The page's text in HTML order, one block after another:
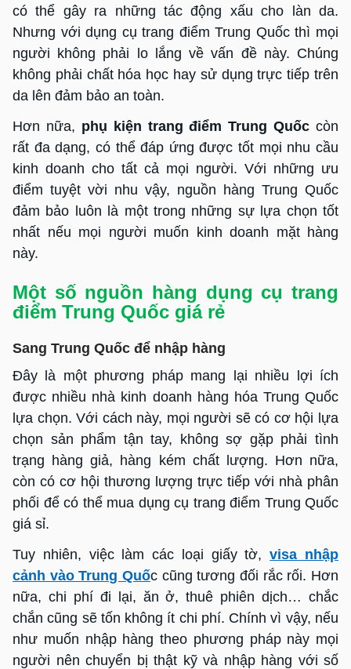
có thể gây ra những tác động xấu cho làn da.
Nhưng với dụng cụ trang điểm Trung Quốc thì mọi
người không phải lo lắng về vấn đề này. Chúng
không phải chất hóa học hay sử dụng trực tiếp trên
da lên đảm bảo an toàn.
Hơn nữa, phụ kiện trang điểm Trung Quốc còn
rất đa dạng, có thể đáp ứng được tốt mọi nhu cầu
kinh doanh cho tất cả mọi người. Với những ưu
điểm tuyệt vời nhu vậy, nguồn hàng Trung Quốc
đảm bảo luôn là một trong những sự lựa chọn tốt
nhất nếu mọi người muốn kinh doanh mặt hàng
này.
Một số nguồn hàng dụng cụ trang
điểm Trung Quốc giá rẻ
Sang Trung Quốc để nhập hàng
Đây là một phương pháp mang lại nhiều lợi ích
được nhiều nhà kinh doanh hàng hóa Trung Quốc
lựa chọn. Với cách này, mọi người sẽ có cơ hội lựa
chọn sản phẩm tận tay, không sợ gặp phải tình
trạng hàng giả, hàng kém chất lượng. Hơn nữa,
còn có cơ hội thương lượng trực tiếp với nhà phân
phối để có thể mua dụng cụ trang điểm Trung Quốc
giá sỉ.
Tuy nhiên, việc làm các loại giấy tờ,visa nhập
cảnh vào Trung Quốc cũng tương đối rắc rối. Hơn
nữa, chi phí đi lại, ăn ở, thuê phiên dịch… chắc
chắn cũng sẽ tốn không ít chi phí. Chính vì vậy, nếu
như muốn nhập hàng theo phương pháp này mọi
người nên chuyển bị thật kỹ và nhập hàng với số